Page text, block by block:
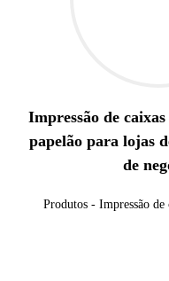
Impressão de
papelão para lojas
de
Produtos - Impressão de